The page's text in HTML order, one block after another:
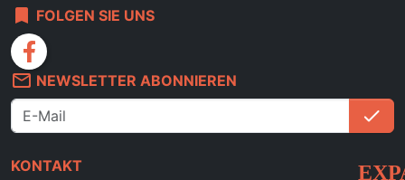
bookmark FOLGEN SIE UNS
facebook
mail_outline NEWSLETTER ABONNIEREN
check
KONTAKT